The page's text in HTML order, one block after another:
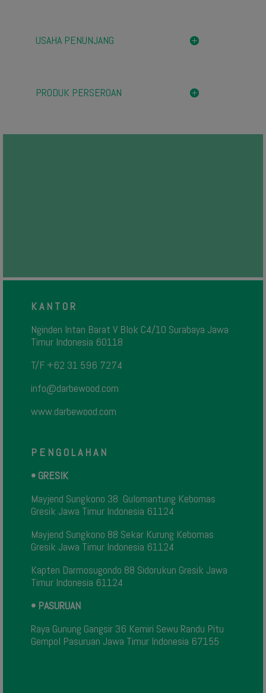
USAHA PENUNJANG
PRODUK PERSEROAN
K A N T O R
Nginden Intan Barat V Blok C4/10 Surabaya Jawa
Timur Indonesia 60118
T/F +62 31 596 7274
info@darbewood.com
www.darbewood.com
P E N G O L A H A N
• GRESIK
Mayjend Sungkono 38 Gulomantung Kebomas
Gresik Jawa Timur Indonesia 61124
Mayjend Sungkono 88 Sekar Kurung Kebomas
Gresik Jawa Timur Indonesia 61124
Kapten Darmosugondo 88 Sidorukun Gresik Jawa
Timur Indonesia 61124
• PASURUAN
Raya Gunung Gangsir 36 Kemiri Sewu Randu Pitu
Gempol Pasuruan Jawa Timur Indonesia 67155